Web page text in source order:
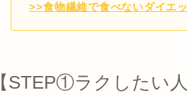
>>食物繊維で食べないダイエ
【STEP①ラクしたい